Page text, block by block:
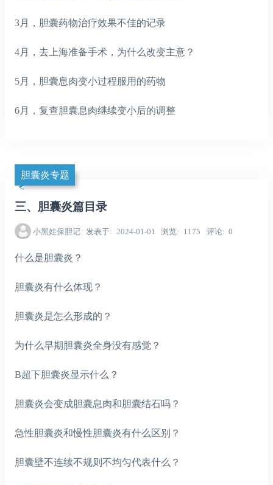
3月，胆囊药物治疗效果不佳的记录
4月，去上海准备手术，为什么改变主意？
5月，胆囊息肉变小过程服用的药物
6月，复查胆囊息肉继续变小后的调整
胆囊炎专题
三、胆囊炎篇目录
小黑娃保胆记 发表于 2024-01-01 浏览 1175 评论 0
什么是胆囊炎？
胆囊炎有什么体现？
胆囊炎是怎么形成的？
为什么早期胆囊炎全身没有感觉？
B超下胆囊炎显示什么？
胆囊炎会变成胆囊息肉和胆囊结石吗？
急性胆囊炎和慢性胆囊炎有什么区别？
胆囊壁不连续不规则不均匀代表什么？